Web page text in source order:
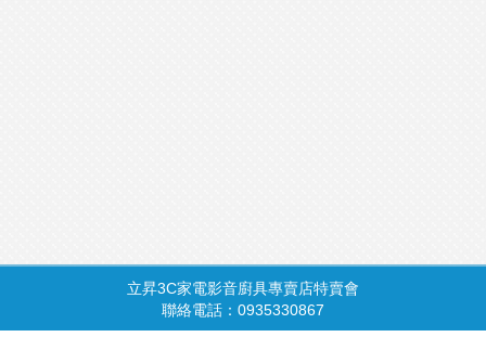
請由此進入
立昇3C家電影音廚具專賣店特賣會
聯絡電話：0935330867